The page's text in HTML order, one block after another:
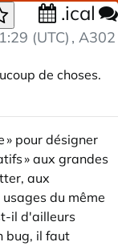
.ical
(UTC) , A302
de choses.
» pour désigner
» aux grandes
aux
du même
il d'ailleurs
bug, il faut